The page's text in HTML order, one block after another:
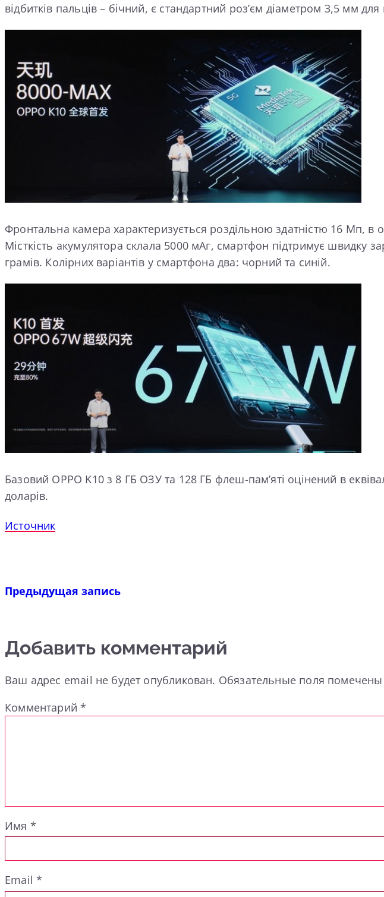
відбитків пальців – бічний, є стандартний роз’єм діаметром 3,5 мм
Фронтальна камера характеризується роздільною здатністю 16 Мп, в
Місткість акумулятора склала 5000 мАг, смартфон підтримує
грамів. Колірних варіантів у смартфона два: чорний та синій.
Базовий OPPO K10 з 8 ГБ ОЗУ та 128 ГБ флеш-пам’яті оцінений в
доларів.
Источник
Предыдущая запись
Добавить комментарий
Ваш адрес email не будет опубликован. Обязательные поля помечены
Комментарий*
Имя *
Email*